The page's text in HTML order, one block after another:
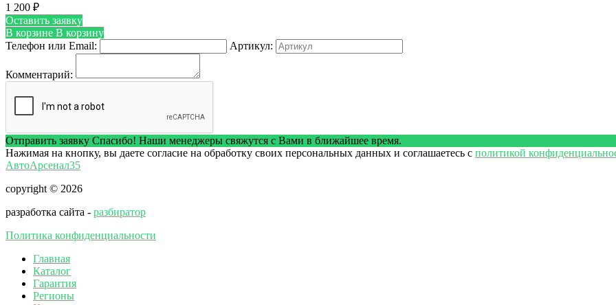
1 200 ₽
Оставить заявку
В корзине В корзину
Телефон или Email:
Артикул:
Комментарий:
Отправить заявку Спасибо! Наши менеджеры свяжутся с Вами в ближайшее время.
Нажимая на кнопку, вы даете согласие на обработку своих персональных данных и соглашаетесь с политикой
АвтоАрсенал35
copyright © 2026
разработка сайта - разбиратор
Политика конфиденциальности
Главная
Каталог
Гарантия
Регионы